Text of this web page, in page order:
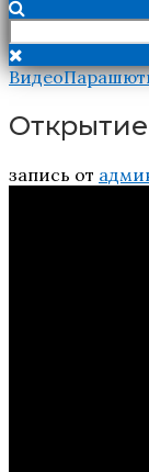
Видео
Открытие
запись от